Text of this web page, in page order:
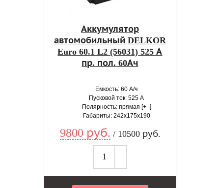
Аккумулятор
автомобильный DELKOR
Euro 60.1 L2 (56031) 525 А
пр. пол. 60Ач
Емкость: 60 А/ч
Пусковой ток: 525 А
Полярность: прямая [+ -]
Габариты: 242x175x190
9800 руб. / 10500 руб.